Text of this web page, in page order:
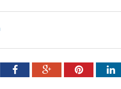
FacebookGoogle+Pinterest